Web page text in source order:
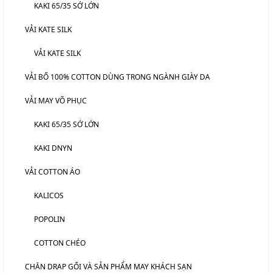
KAKI 65/35 SỚ LỚN
VẢI KATE SILK
VẢI KATE SILK
VẢI BỐ 100% COTTON DÙNG TRONG NGÀNH GIÀY DA
VẢI MAY VÕ PHỤC
KAKI 65/35 SỚ LỚN
KAKI DNYN
VẢI COTTON ÁO
KALICOS
POPOLIN
COTTON CHÉO
CHĂN DRAP GỐI VÀ SẢN PHẨM MAY KHÁCH SẠN